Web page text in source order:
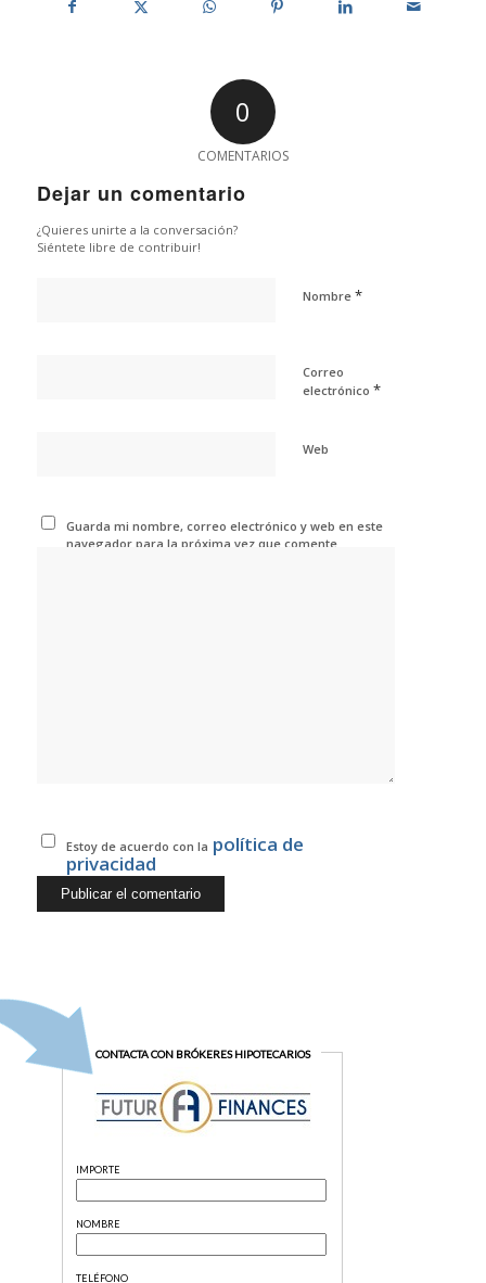
0
COMENTARIOS
Dejar un comentario
¿Quieres unirte a la conversación?
Siéntete libre de contribuir!
Nombre *
Correo
electrónico *
Web
Guarda mi nombre, correo electrónico y web en este
navegador para la próxima vez que comente.
Estoy de acuerdo con la política de
privacidad